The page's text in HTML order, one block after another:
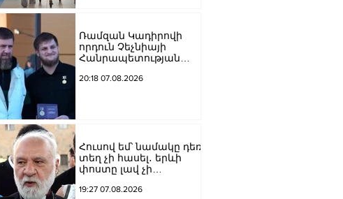
Ռամզան Կադիրովի
որդուն Չեչնիայի
Հանրապետության
շնորհել
20:18 07.08.2026
Հուսով եմ՝ նամակը դեռ
տեղ չի հասել․ երևի
փոստը լավ չի
արքեպիսկոպոս
19:27 07.08.2026